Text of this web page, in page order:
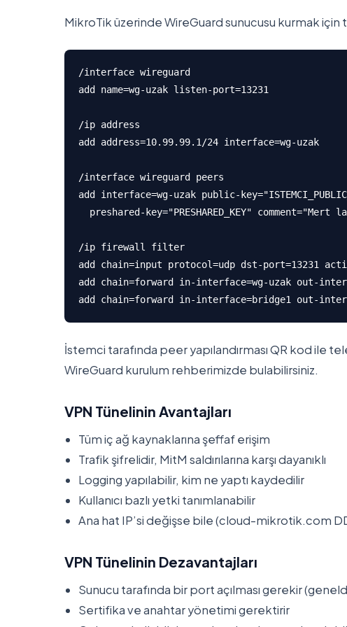
MikroTik üzerinde WireGuard sunucusu kurmak için
/interface wireguard
add name=wg-uzak listen-port=13231
/ip address
add address=10.99.99.1/24 interface=wg-uzak
/interface wireguard peers
add interface=wg-uzak public-
preshared-key="PRESHARED_KEY" comment="Mert
/ip firewall filter
add chain=input protocol=udp dst-port=13231
add chain=forward in-interface=wg-uzak out-
add chain=forward in-interface=bridge1 out-
İstemci tarafında peer yapılandırması QR kod ile
WireGuard kurulum rehberimizde bulabilirsiniz.
VPN Tünelinin Avantajları
Tüm iç ağ kaynaklarına şeffaf erişim
Trafik şifrelidir, MitM saldırılarına karşı dayanıklı
Logging yapılabilir, kim ne yaptı kaydedilir
Kullanıcı bazlı yetki tanımlanabilir
Ana hat IP’si değişse bile (cloud-mikrotik.com
VPN Tünelinin Dezavantajları
Sunucu tarafında bir port açılması gerekir
Sertifika ve anahtar yönetimi gerektirir